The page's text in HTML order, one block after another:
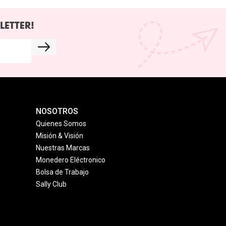
NOSOTROS
Quienes Somos
Misión & Visión
Nuestras Marcas
Monedero Eléctronico
Bolsa de Trabajo
Sally Club